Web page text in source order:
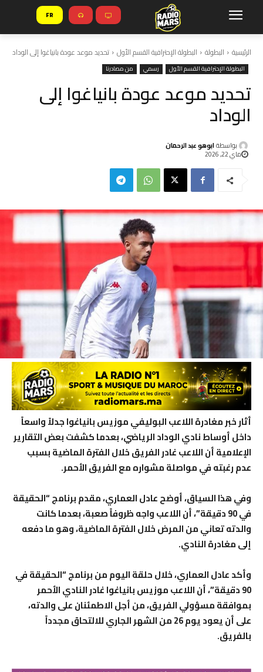
FR
الرئيسية البطولة البطولة الإحترافية القسم الأول تحديد موعد عودة بانياغوا إلى الوداد
البطولة الإحترافية القسم الأول رسمي من مصادرنا
تحديد موعد عودة بانياغوا إلى
الوداد
بواسطةابوهو عبد الرحمان
ماي 22, 2026
أثار خبر مغادرة اللاعب البوليفي موزيس بانياغوا جدلاً واسعاً
داخل أوساط نادي الوداد الرياضي، بعدما كشفت بعض التقارير
الإعلامية أن اللاعب غادر الفريق خلال الفترة الماضية بسبب
عدم رغبته في مواصلة مشواره مع الفريق الأحمر.
وفي هذا السياق، أوضح عادل العماري، مقدم برنامج “الحقيقة
في 90 دقيقة”، أن اللاعب واجه ظروفاً صعبة، بعدما كانت
والدته تعاني من المرض خلال الفترة الماضية، وهو ما دفعه
إلى مغادرة النادي.
وأكد عادل العماري، خلال حلقة اليوم من برنامج “الحقيقة في
90 دقيقة”، أن اللاعب موزيس بانياغوا غادر النادي الأحمر
بموافقة مسؤولي الفريق، من أجل الاطمئنان على والدته،
على أن يعود يوم 26 من الشهر الجاري للالتحاق مجدداً
بالفريق.